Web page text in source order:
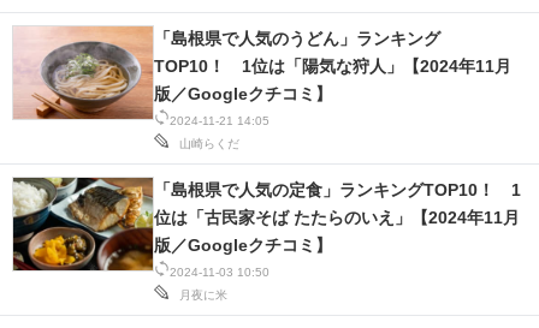
2024-11-21 14:05
山崎らくだ
「島根県で人気のうどん」ランキング
TOP10！ 1位は「陽気な狩人」【2024年11月
版／Googleクチコミ】
2024-11-03 10:50
月夜に米
「島根県で人気の定食」ランキングTOP10！ 1
位は「古民家そば たたらのいえ」【2024年11月
版／Googleクチコミ】